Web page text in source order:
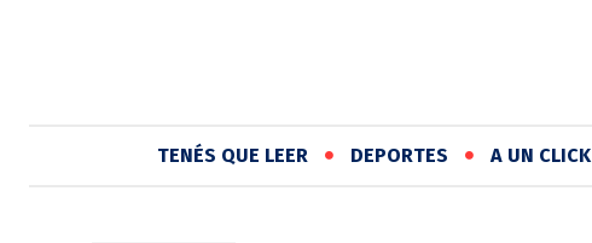
TENÉS QUE LEER DEPORTES A UN CLICK